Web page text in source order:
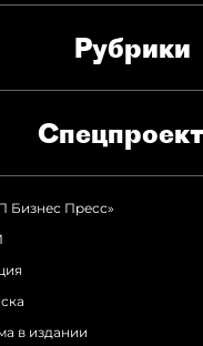
Рубрики
Бизнес Пресс»
в издании